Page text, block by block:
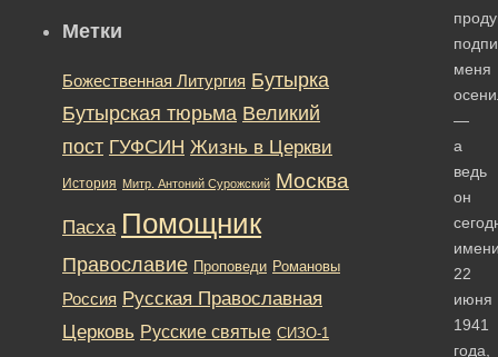
меня
—
а
ведь
он
22
июня
1941
года,
Метки
Божественная Литургия Бутырка
Бутырская тюрьма Великий
пост ГУФСИН Жизнь в Церкви
История Митр. Антоний Сурожский Москва
Пасха Помощник
Православие Проповеди Романовы
Россия Русская Православная
Церковь Русские святые СИЗО-1